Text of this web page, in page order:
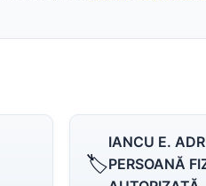
🏷️
IANCU E.
PERSOANĂ